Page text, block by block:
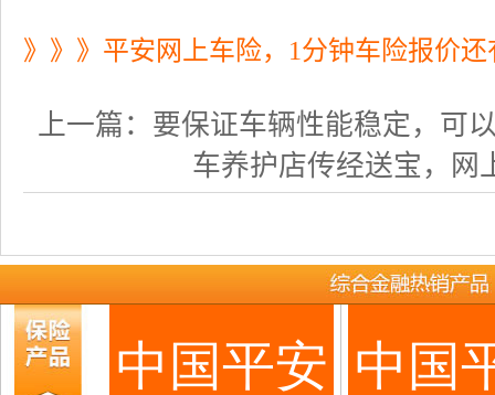
》》》平安网上车险，1分钟车险报价
上一篇： 要保证车辆性能稳定，可
车养护店传经送宝，网